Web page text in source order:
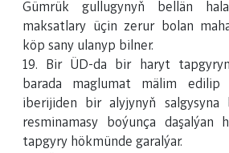
Gümrük gullugynyň bellän
maksatlary üçin zerur bolan
köp sany ulanyp bilner.
19. Bir ÜD-da bir haryt
barada maglumat mälim edilip
iberijiden bir alyjynyň salgysyna
resminamasy boýunça daşalýan
tapgyry hökmünde garalýar.